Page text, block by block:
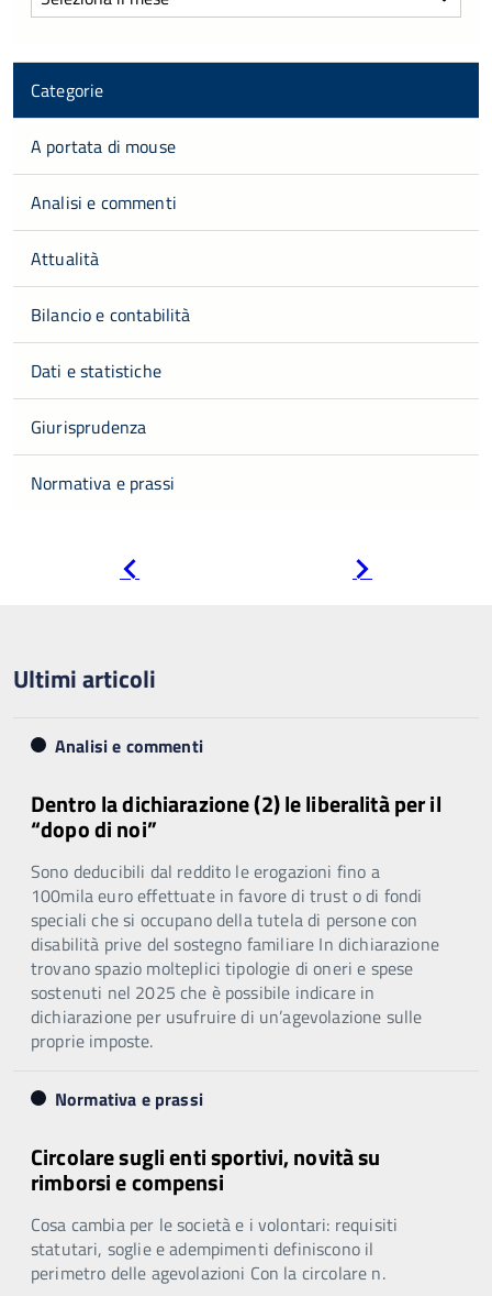
Categorie
A portata di mouse
Analisi e commenti
Attualità
Bilancio e contabilità
Dati e statistiche
Giurisprudenza
Normativa e prassi
Ultimi articoli
Analisi e commenti
Dentro la dichiarazione (2) le liberalità per il
“dopo di noi”
Sono deducibili dal reddito le erogazioni fino a
100mila euro effettuate in favore di trust o di fondi
speciali che si occupano della tutela di persone con
disabilità prive del sostegno familiare In dichiarazione
trovano spazio molteplici tipologie di oneri e spese
sostenuti nel 2025 che è possibile indicare in
dichiarazione per usufruire di un’agevolazione sulle
proprie imposte.
Normativa e prassi
Circolare sugli enti sportivi, novità su
rimborsi e compensi
Cosa cambia per le società e i volontari: requisiti
statutari, soglie e adempimenti definiscono il
perimetro delle agevolazioni Con la circolare n.